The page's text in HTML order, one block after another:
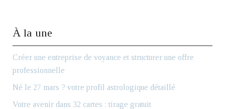
À la une
Créer une entreprise de voyance et structurer une offre
professionnelle
Né le 27 mars ? votre profil astrologique détaillé
Votre avenir dans 32 cartes : tirage gratuit